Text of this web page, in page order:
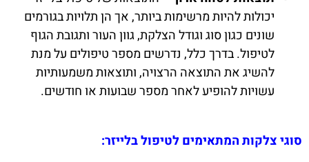
יכולות להיות מרשימות ביותר, אך הן תלויות בגורמים
שונים כגון סוג וגודל הצלקת, גוון העור ותגובת הגוף
לטיפול. בדרך כלל, נדרשים מספר טיפולים על מנת
להשיג את התוצאה הרצויה, ותוצאות משמעותיות
עשויות להופיע לאחר מספר שבועות או חודשים.
סוגי צלקות המתאימים לטיפול בלייזר: